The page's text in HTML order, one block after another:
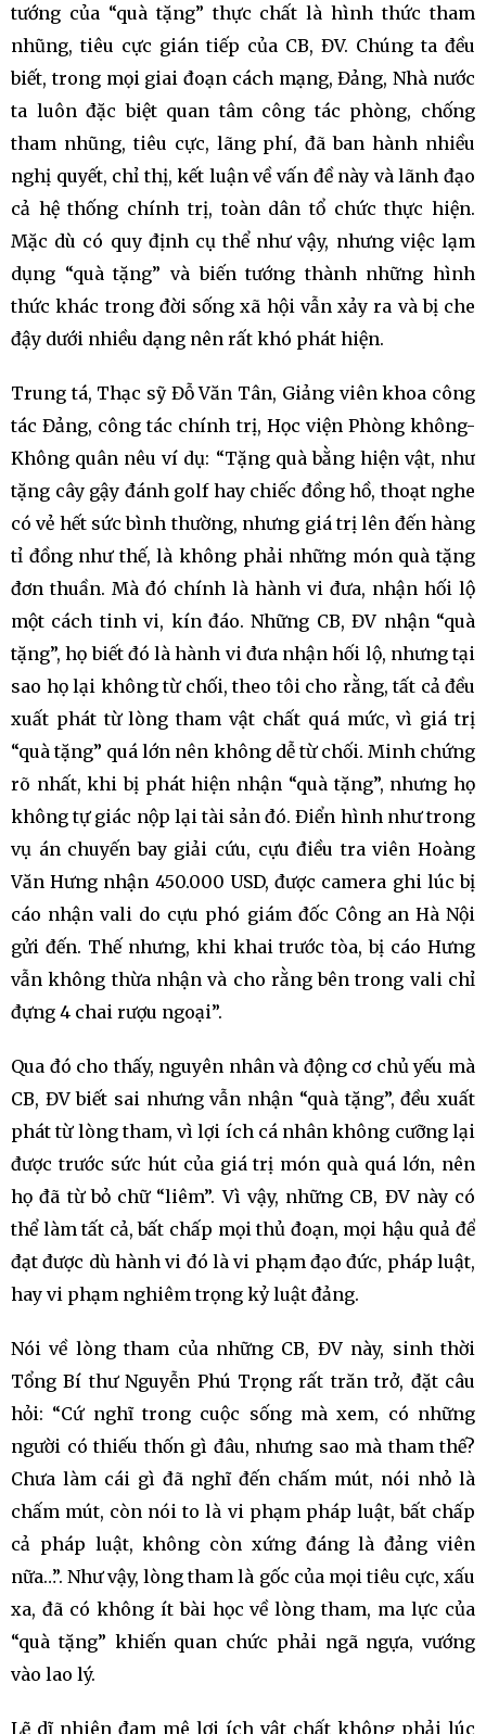
tướng của “quà tặng” thực chất là hình thức tham
nhũng, tiêu cực gián tiếp của CB, ĐV. Chúng ta đều
biết, trong mọi giai đoạn cách mạng, Đảng, Nhà nước
ta luôn đặc biệt quan tâm công tác phòng, chống
tham nhũng, tiêu cực, lãng phí, đã ban hành nhiều
nghị quyết, chỉ thị, kết luận về vấn đề này và lãnh đạo
cả hệ thống chính trị, toàn dân tổ chức thực hiện.
Mặc dù có quy định cụ thể như vậy, nhưng việc lạm
dụng “quà tặng” và biến tướng thành những hình
thức khác trong đời sống xã hội vẫn xảy ra và bị che
đậy dưới nhiều dạng nên rất khó phát hiện.
Trung tá, Thạc sỹ Đỗ Văn Tân, Giảng viên khoa công
tác Đảng, công tác chính trị, Học viện Phòng không-
Không quân nêu ví dụ: “Tặng quà bằng hiện vật, như
tặng cây gậy đánh golf hay chiếc đồng hồ, thoạt nghe
có vẻ hết sức bình thường, nhưng giá trị lên đến hàng
tỉ đồng như thế, là không phải những món quà tặng
đơn thuần. Mà đó chính là hành vi đưa, nhận hối lộ
một cách tinh vi, kín đáo. Những CB, ĐV nhận “quà
tặng”, họ biết đó là hành vi đưa nhận hối lộ, nhưng tại
sao họ lại không từ chối, theo tôi cho rằng, tất cả đều
xuất phát từ lòng tham vật chất quá mức, vì giá trị
“quà tặng” quá lớn nên không dễ từ chối. Minh chứng
rõ nhất, khi bị phát hiện nhận “quà tặng”, nhưng họ
không tự giác nộp lại tài sản đó. Điển hình như trong
vụ án chuyến bay giải cứu, cựu điều tra viên Hoàng
Văn Hưng nhận 450.000 USD, được camera ghi lúc bị
cáo nhận vali do cựu phó giám đốc Công an Hà Nội
gửi đến. Thế nhưng, khi khai trước tòa, bị cáo Hưng
vẫn không thừa nhận và cho rằng bên trong vali chỉ
đựng 4 chai rượu ngoại”.
Qua đó cho thấy, nguyên nhân và động cơ chủ yếu mà
CB, ĐV biết sai nhưng vẫn nhận “quà tặng”, đều xuất
phát từ lòng tham, vì lợi ích cá nhân không cưỡng lại
được trước sức hút của giá trị món quà quá lớn, nên
họ đã từ bỏ chữ “liêm”. Vì vậy, những CB, ĐV này có
thể làm tất cả, bất chấp mọi thủ đoạn, mọi hậu quả để
đạt được dù hành vi đó là vi phạm đạo đức, pháp luật,
hay vi phạm nghiêm trọng kỷ luật đảng.
Nói về lòng tham của những CB, ĐV này, sinh thời
Tổng Bí thư Nguyễn Phú Trọng rất trăn trở, đặt câu
hỏi: “Cứ nghĩ trong cuộc sống mà xem, có những
người có thiếu thốn gì đâu, nhưng sao mà tham thế?
Chưa làm cái gì đã nghĩ đến chấm mút, nói nhỏ là
chấm mút, còn nói to là vi phạm pháp luật, bất chấp
cả pháp luật, không còn xứng đáng là đảng viên
nữa…”. Như vậy, lòng tham là gốc của mọi tiêu cực, xấu
xa, đã có không ít bài học về lòng tham, ma lực của
“quà tặng” khiến quan chức phải ngã ngựa, vướng
vào lao lý.
Lẽ dĩ nhiên đam mê lợi ích vật chất không phải lúc